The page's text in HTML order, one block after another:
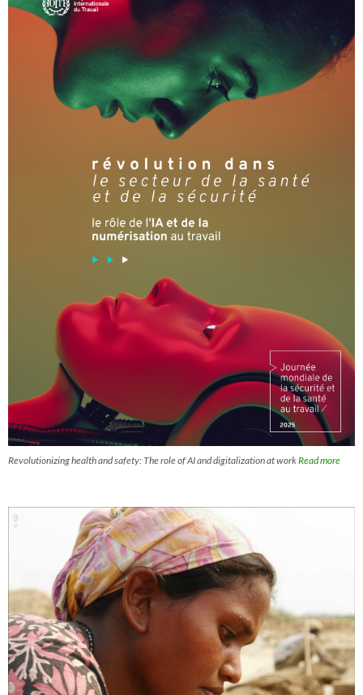
Revolutionizing health and safety: The role of AI and digitalization at workRead more